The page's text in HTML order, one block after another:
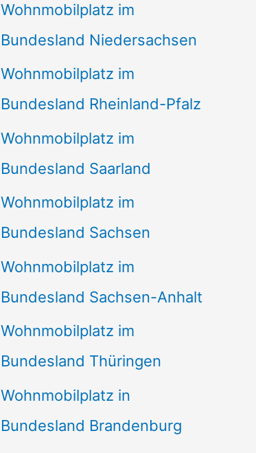
Wohnmobilplatz im
Bundesland Niedersachsen
Wohnmobilplatz im
Bundesland Rheinland-Pfalz
Wohnmobilplatz im
Bundesland Saarland
Wohnmobilplatz im
Bundesland Sachsen
Wohnmobilplatz im
Bundesland Sachsen-Anhalt
Wohnmobilplatz im
Bundesland Thüringen
Wohnmobilplatz in
Bundesland Brandenburg